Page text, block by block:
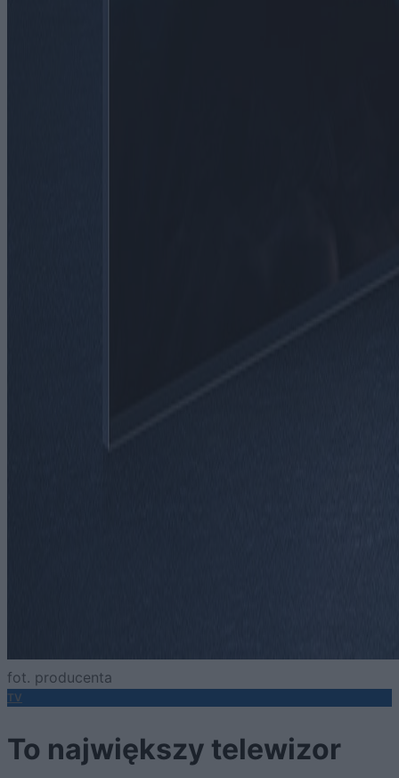
fot. producenta
TV
To największy telewizor